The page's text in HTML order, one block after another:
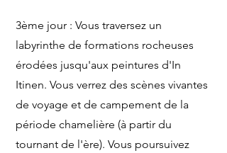
3ème jour : Vous traversez un
labyrinthe de formations rocheuses
érodées jusqu'aux peintures d'In
Itinen. Vous verrez des scènes vivantes
de voyage et de campement de la
période chamelière (à partir du
tournant de l'ère). Vous poursuivez